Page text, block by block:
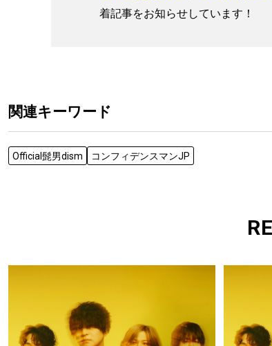
着記事をお知らせしています！
関連キーワード
Official髭男dism コンフィデンスマンJP